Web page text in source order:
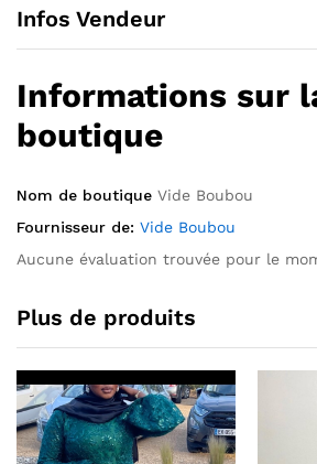
Infos Vendeur
Informations sur
boutique
Nom de boutique Vide Boubou
Fournisseur de: Vide Boubou
Aucune évaluation trouvée pour le
Plus de produits